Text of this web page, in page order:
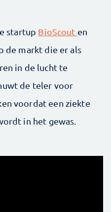
startup BioScout en
de markt die er als
in de lucht te
de teler voor
voordat een ziekte
in het gewas.